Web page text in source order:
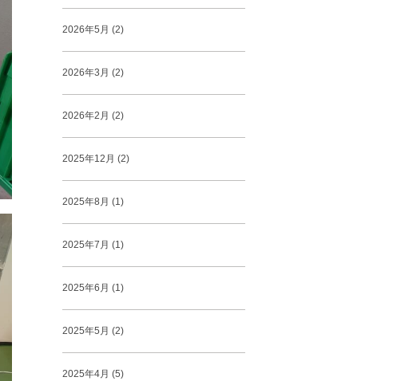
2026年5月 (2)
2026年3月 (2)
2026年2月 (2)
2025年12月 (2)
2025年8月 (1)
2025年7月 (1)
2025年6月 (1)
2025年5月 (2)
2025年4月 (5)